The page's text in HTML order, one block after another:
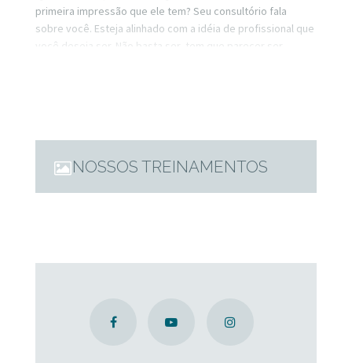
primeira impressão que ele tem? Seu consultório fala
sobre você. Esteja alinhado com a idéia de profissional que
você deseja ser. Não basta ser, tem que parecer ser.
NOSSOS TREINAMENTOS